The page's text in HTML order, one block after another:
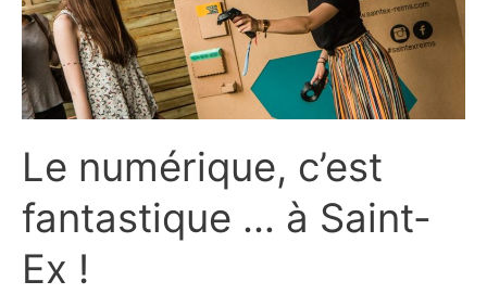
Le numérique, c’est
fantastique … à Saint-
Ex !